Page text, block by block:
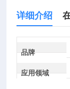
详细介绍
品牌
应用领域